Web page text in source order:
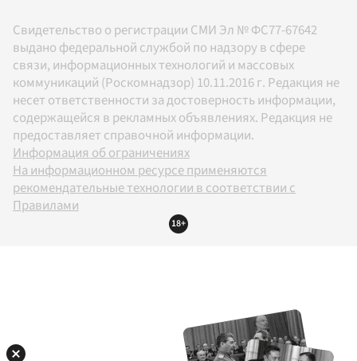
Свидетельство о регистрации СМИ Эл № ФС77-67642
выдано федеральной службой по надзору в сфере
связи, информационных технологий и массовых
коммуникаций (Роскомнадзор) 10.11.2016 г. Редакция не
несет ответственности за достоверность информации,
содержащейся в рекламных объявлениях. Редакция не
предоставляет справочной информации.
Информация об ограничениях
На информационном ресурсе применяются
рекомендательные технологии в соответствии с
Правилами
18+